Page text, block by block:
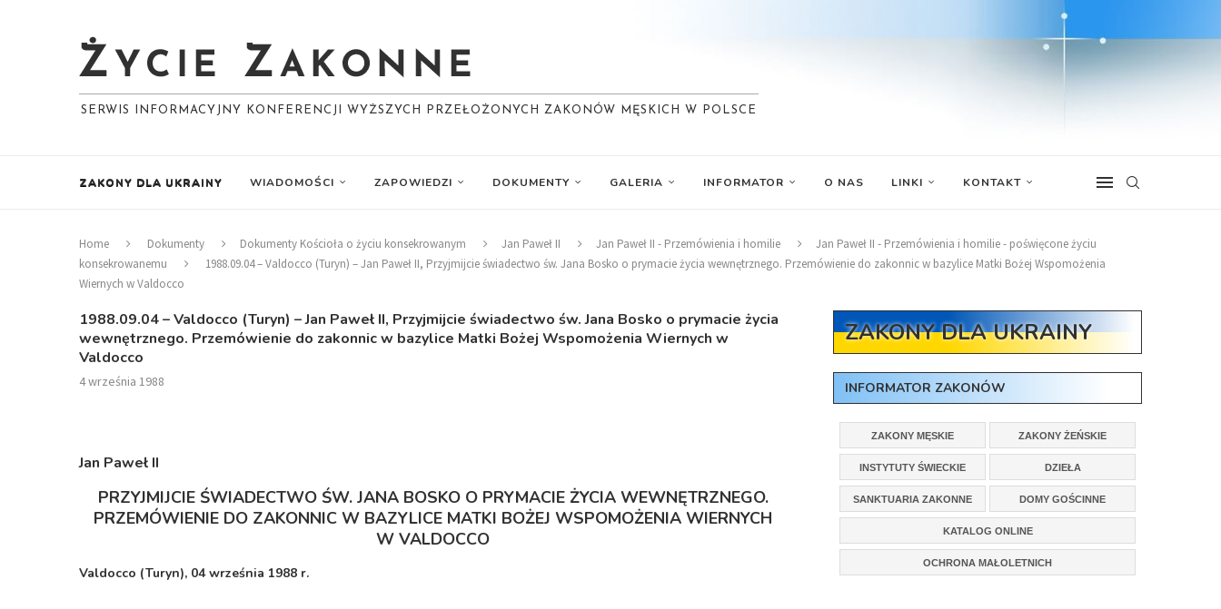
SERWIS INFORMACYJNY KONFERENCJI WYŻSZYCH PRZEŁOŻONYCH ZAKONÓW MĘSKICH W POLSCE
ZAKONY DLA UKRAINY WIADOMOŚCI ZAPOWIEDZI DOKUMENTY GALERIA INFORMATOR O NAS LINKI KONTAKT
Home Dokumenty Dokumenty Kościoła o życiu konsekrowanym Jan Paweł II Jan Paweł II - Przemówienia i homilie
Jan Paweł II - Przemówienia i homilie - poświęcone życiu
konsekrowanemu
1988.09.04 – Valdocco (Turyn) – Jan Paweł II, Przyjmijcie świadectwo św. Jana Bosko o prymacie życia wewnętrznego. Przemówienie do zakonnic w bazylice Matki Bożej Wspomożenia
Wiernych w Valdocco
1988.09.04 – Valdocco (Turyn) – Jan Paweł II, Przyjmijcie świadectwo św. Jana Bosko o prymacie życia
wewnętrznego. Przemówienie do zakonnic w bazylice Matki Bożej Wspomożenia Wiernych w
Valdocco
4 września 1988
Jan Paweł II
PRZYJMIJCIE ŚWIADECTWO ŚW. JANA BOSKO O PRYMACIE ŻYCIA WEWNĘTRZNEGO.
PRZEMÓWIENIE DO ZAKONNIC W BAZYLICE MATKI BOŻEJ WSPOMOŻENIA WIERNYCH
W VALDOCCO
Valdocco (Turyn), 04 września 1988 r.
ZAKONY DLA UKRAINY
INFORMATOR ZAKONÓW
ZAKONY MĘSKIE ZAKONY ŻEŃSKIE
INSTYTUTY ŚWIECKIE DZIEŁA
SANKTUARIA ZAKONNE DOMY GOŚCINNE
KATALOG ONLINE
OCHRONA MAŁOLETNICH